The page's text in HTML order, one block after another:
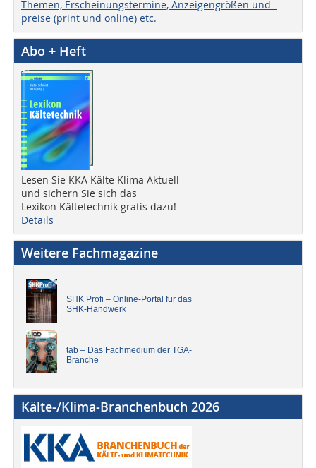
Themen, Erscheinungstermine, Anzeigengrößen und -
preise (print und online) etc.
Abo + Heft
Lesen Sie KKA Kälte Klima Aktuell
und sichern Sie sich das
Lexikon Kältetechnik gratis dazu!
Details
Weitere Fachmagazine
SHK Profi – Online-Portal für das
SHK-Handwerk
tab – Das Fachmedium der TGA-
Branche
Kälte-/Klima-Branchenbuch 2026